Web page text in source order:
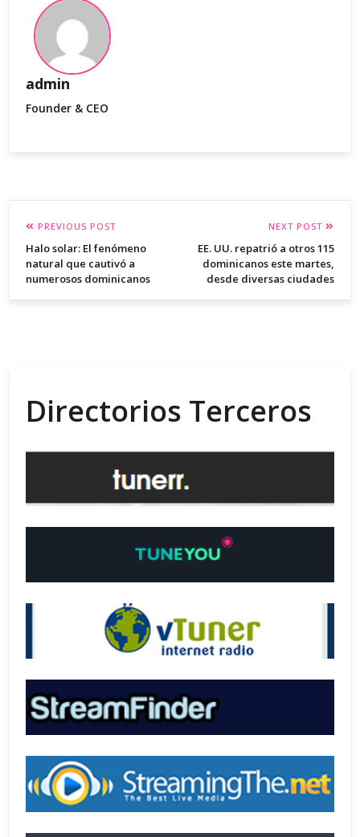
admin
Founder & CEO
PREVIOUS POST
Halo solar: El fenómeno
natural que cautivó a
numerosos dominicanos
NEXT POST
EE. UU. repatrió a otros 115
dominicanos este martes,
desde diversas ciudades
Directorios Terceros